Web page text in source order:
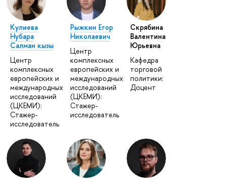
Кулиева
Нубара
Салман кызы
Центр
комплексных
европейских и
международных
исследований
(ЦКЕМИ):
Стажер-
исследователь
Рыжкин Егор
Николаевич
Центр
комплексных
европейских и
международных
исследований
(ЦКЕМИ):
Стажер-
исследователь
Скрябина
Валентина
Юрьевна
Кафедра
торговой
политики:
Доцент